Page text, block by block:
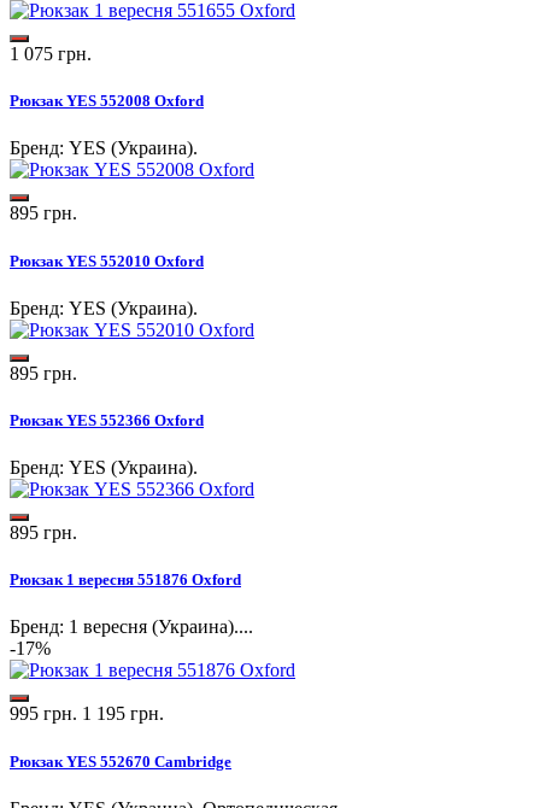
1 075 грн.
Рюкзак YES 552008 Oxford
Бренд: YES (Украина).
895 грн.
Рюкзак YES 552010 Oxford
Бренд: YES (Украина).
895 грн.
Рюкзак YES 552366 Oxford
Бренд: YES (Украина).
895 грн.
Рюкзак 1 вересня 551876 Oxford
Бренд: 1 вересня (Украина)....
-17%
995 грн. 1 195 грн.
Рюкзак YES 552670 Cambridge